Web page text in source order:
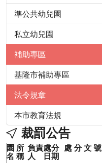
準公共幼兒園
私立幼兒園
補助專區
基隆市補助專區
法令規章
本市教育法規
裁罰公告
園 所
名 稱
負責
人
處分
日期
處 分 文 號